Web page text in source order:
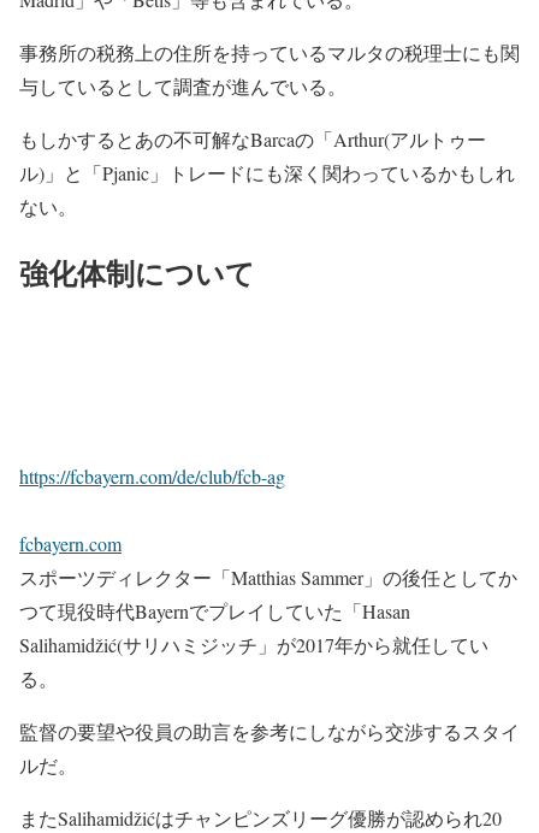
事務所の税務上の住所を持っているマルタの税理士にも関
与しているとして調査が進んでいる。
もしかするとあの不可解なBarcaの「Arthur(アルトゥー
ル)」と「Pjanic」トレードにも深く関わっているかもしれ
ない。
強化体制について
https://fcbayern.com/de/club/fcb-ag
fcbayern.com
スポーツディレクター「Matthias Sammer」の後任としてか
つて現役時代Bayernでプレイしていた「Hasan
Salihamidžić(サリハミジッチ 」が2017年から就任してい
る。
監督の要望や役員の助言を参考にしながら交渉するスタイ
ルだ。
またSalihamidžićはチャンピンズリーグ優勝が認められ20